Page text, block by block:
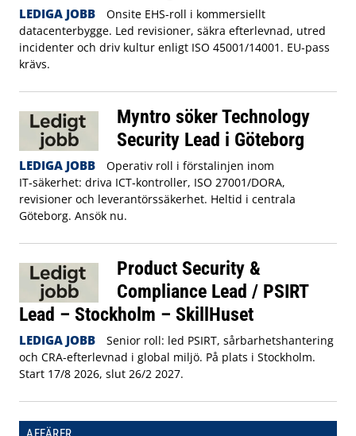
LEDIGA JOBB
Onsite EHS-roll i kommersiellt
datacenterbygge. Led revisioner, säkra efterlevnad, utred
incidenter och driv kultur enligt ISO 45001/14001. EU-pass
krävs.
Myntro söker Technology
Security Lead i Göteborg
LEDIGA JOBB
Operativ roll i förstalinjen inom
IT‑säkerhet: driva ICT‑kontroller, ISO 27001/DORA,
revisioner och leverantörssäkerhet. Heltid i centrala
Göteborg. Ansök nu.
Product Security &
Compliance Lead / PSIRT
Lead – Stockholm – SkillHuset
LEDIGA JOBB
Senior roll: led PSIRT, sårbarhetshantering
och CRA-efterlevnad i global miljö. På plats i Stockholm.
Start 17/8 2026, slut 26/2 2027.